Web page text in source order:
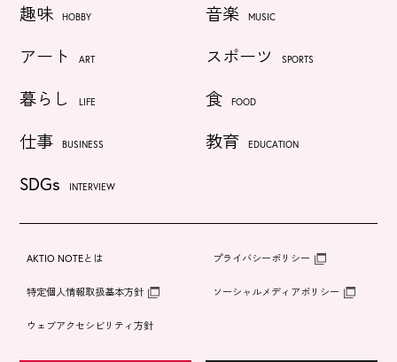
趣味 HOBBY 音楽 MUSIC
アート ART スポーツ SPORTS
暮らし LIFE 食 FOOD
仕事 BUSINESS 教育 EDUCATION
SDGs INTERVIEW
AKTIO NOTEとは プライバシーポリシー
特定個人情報取扱基本方針 ソーシャルメディアポリシー
ウェブアクセシビリティ方針